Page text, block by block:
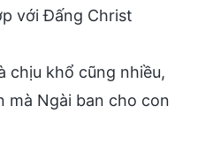
với Đấng Christ
chịu khổ cũng nhiều,
mà Ngài ban cho con